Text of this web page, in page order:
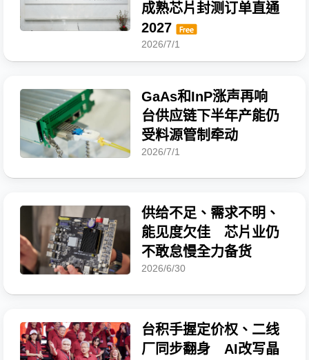
成熟芯片封测订单直通
2027
2026/7/1
GaAs和InP涨声再响
台供应链下半年产能仍
受料源管制牵动
2026/7/1
供给不足、需求不明、
能见度欠佳 芯片业仍
不敢怠慢全力备货
2026/6/30
台积手握定价权、二线
厂同步翻身 AI改写晶